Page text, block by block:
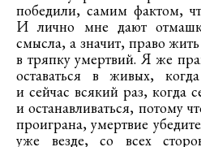
победили, самим фактом,
И лично мне дают
смысла, а значит, право
в тряпку умертвий. Я же
оставаться в живых,
и сейчас всякий раз, когда
и останавливаться, потому
проиграна, умертвие
уже везде, со всех